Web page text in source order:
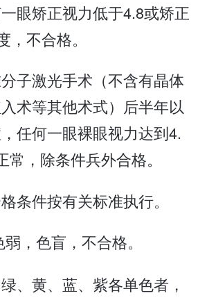
眼矫正视力低于4.8或矫正
，不合格。
子激光手术（不含有晶体
术等其他术式）后半年以
任何一眼裸眼视力达到4.
，除条件兵外合格。
条件按有关标准执行。
弱，色盲，不合格。
、黄、蓝、紫各单色者，